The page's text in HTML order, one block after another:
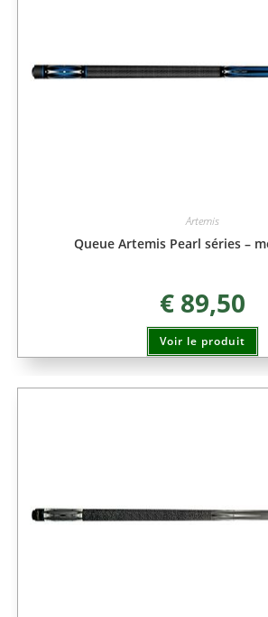
Artemis
Queue Artemis Pearl séries –
€89,50
Voir le produit